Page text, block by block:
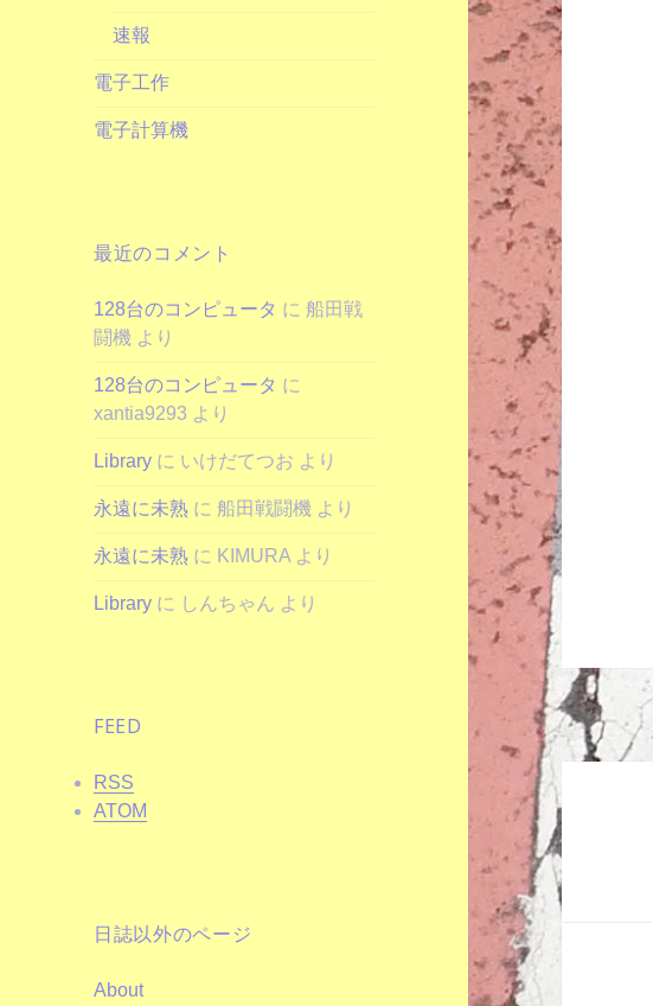
速報
電子工作
電子計算機
最近のコメント
128台のコンピュータ に船田戦
闘機 より
128台のコンピュータ に
xantia9293 より
Library に いけだてつお より
永遠に未熟 に船田戦闘機 より
永遠に未熟 に KIMURA より
Library に しんちゃん より
FEED
RSS
ATOM
日誌以外のページ
About
稿
ナ
ビ